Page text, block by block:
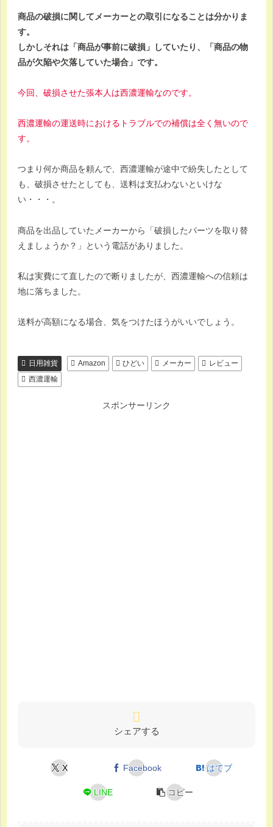
商品の破損に関してメーカーとの取引になることは分かりま
す。
しかしそれは「商品が事前に破損」していたり、「商品の物
品が欠陥や欠落していた場合」です。
今回、破損させた張本人は西濃運輸なのです。
西濃運輸の運送時におけるトラブルでの補償は全く無いので
す。
つまり何か商品を頼んで、西濃運輸が途中で紛失したとして
も、破損させたとしても、送料は支払わないといけな
い・・・。
商品を出品していたメーカーから「破損したパーツを取り替
えましょうか？」という電話がありました。
私は実費にて直したので断りましたが、西濃運輸への信頼は
地に落ちました。
送料が高額になる場合、気をつけたほうがいいでしょう。
日用雑貨 Amazon ひどい メーカー
レビュー
西濃運輸
スポンサーリンク
シェアする
X Facebook はてブ
LINE コピー